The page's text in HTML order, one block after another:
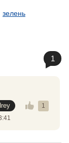
зелень
1
1